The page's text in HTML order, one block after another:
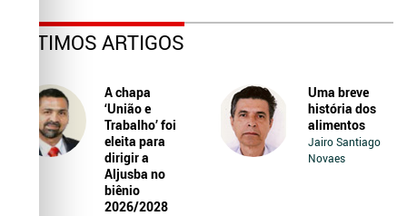
ÚLTIMOS ARTIGOS
A chapa
‘União e
Trabalho’ foi
eleita para
dirigir a
Aljusba no
biênio
2026/2028
Uma breve
história dos
alimentos
Jairo Santiago
Novaes